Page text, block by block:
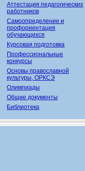
Аттестация педагогических
работников
Самоопределение и
профориентация
обучающихся
Курсовая подготовка
Профессиональные
конкурсы
Основы православной
культуры, ОРКСЭ
Олимпиады
Общие документы
Библиотека